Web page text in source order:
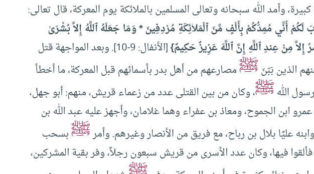
وأمد الله سبحانه وتعالى المسلمين بالملائكة يوم المعركة، قال تعالى:
أَنِّي مُمِدُّكُمْ بِأَلْفٍ مِّنَ ٱلْمَلاۤئِكَةِ مُرْدِفِينَ * وَمَا جَعَلَهُ ٱللَّهُ إِلاَّ بُشْرَىٰ
إِلاَّ مِنْ عِندِ ٱللَّهِ إِنَّ ٱللَّهَ عَزِيزٌ حَكِيمٌ}
[الأنفال: 9-10]. وبعد المواجهة قتل
الذين بَبّنَﷺمصارعهم من أهل بدر بأسمائهم قبل المعركة، ما أخطأ
اللهﷺ، وكان من بين القتلى عدد من زعماء قريش، منهم: أبو جهل،
عمرو ابن الجموح، ومعاذ بن عفراء وهما غلامان، وأجهز عليه عبد الله بن
عليًا بلال بن رباح، مع فريق من الأنصار وغيرهم. وأمرﷺبسحب
فألقوا فيها، وكان عدد الأسرى من قريش سبعون رجلاً، وفر بقية المشركين،